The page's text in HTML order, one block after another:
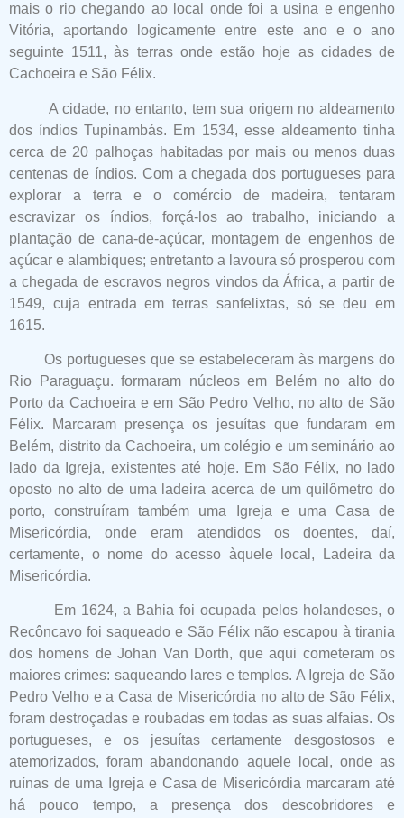
mais o rio chegando ao local onde foi a usina e engenho
Vitória, aportando logicamente entre este ano e o ano
seguinte 1511, às terras onde estão hoje as cidades de
Cachoeira e São Félix.
A cidade, no entanto, tem sua origem no aldeamento
dos índios Tupinambás. Em 1534, esse aldeamento tinha
cerca de 20 palhoças habitadas por mais ou menos duas
centenas de índios. Com a chegada dos portugueses para
explorar a terra e o comércio de madeira, tentaram
escravizar os índios, forçá-los ao trabalho, iniciando a
plantação de cana-de-açúcar, montagem de engenhos de
açúcar e alambiques; entretanto a lavoura só prosperou com
a chegada de escravos negros vindos da África, a partir de
1549, cuja entrada em terras sanfelixtas, só se deu em
1615.
Os portugueses que se estabeleceram às margens do
Rio Paraguaçu. formaram núcleos em Belém no alto do
Porto da Cachoeira e em São Pedro Velho, no alto de São
Félix. Marcaram presença os jesuítas que fundaram em
Belém, distrito da Cachoeira, um colégio e um seminário ao
lado da Igreja, existentes até hoje. Em São Félix, no lado
oposto no alto de uma ladeira acerca de um quilômetro do
porto, construíram também uma Igreja e uma Casa de
Misericórdia, onde eram atendidos os doentes, daí,
certamente, o nome do acesso àquele local, Ladeira da
Misericórdia.
Em 1624, a Bahia foi ocupada pelos holandeses, o
Recôncavo foi saqueado e São Félix não escapou à tirania
dos homens de Johan Van Dorth, que aqui cometeram os
maiores crimes: saqueando lares e templos. A Igreja de São
Pedro Velho e a Casa de Misericórdia no alto de São Félix,
foram destroçadas e roubadas em todas as suas alfaias. Os
portugueses, e os jesuítas certamente desgostosos e
atemorizados, foram abandonando aquele local, onde as
ruínas de uma Igreja e Casa de Misericórdia marcaram até
há pouco tempo, a presença dos descobridores e